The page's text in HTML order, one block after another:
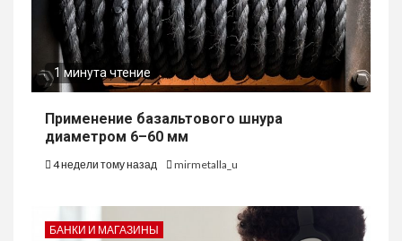
1 минута чтение
Применение базальтового шнура
диаметром 6–60 мм
4 недели тому назад mirmetalla_u
БАНКИ И МАГАЗИНЫ